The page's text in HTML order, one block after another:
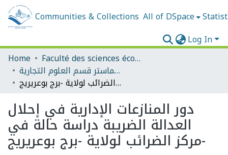
Communities & Collections All of DSpace
Log In
Home
Faculté des sciences économiques, commerciales et des sciences de gestion
مذكرات الماستر قسم العلوم التجارية
دور المنازعات الإدارية في إحلال العدالة الضريبة دراسة حالة في مركز الضرائب لولاية -برج بوعريريج-
دور المنازعات الإدارية في إحلال
العدالة الضريبة دراسة حالة في
مركز الضرائب لولاية -برج بوعريريج-